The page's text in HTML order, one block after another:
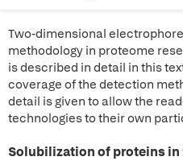
Two-dimensional
methodology in proteome
is described in detail in this
coverage of the detection
detail is given to allow the
technologies to their own
Solubilization of proteins